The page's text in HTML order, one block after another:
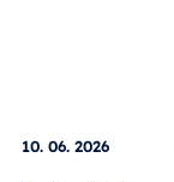
10. 06. 2026